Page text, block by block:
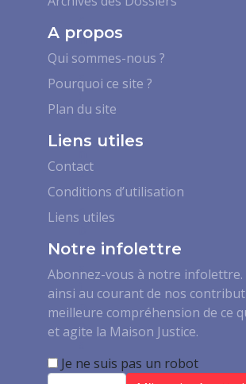
h
e
s
d
a
s
l
e
u
s
i
n
e
s
A propos
Qui sommes-nous ?
Pourquoi ce site ?
Plan du site
Liens utiles
Contact
Conditions d’utilisation
Liens utiles
Notre infolettre
Abonnez-vous à notre infolettre.
ainsi au courant de nos
meilleure compréhension de ce
et agite la Maison Justice.
Je ne suis pas un robot